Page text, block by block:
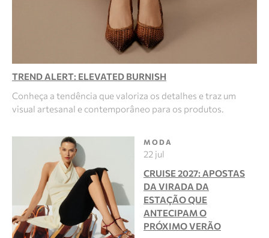
TREND ALERT: ELEVATED BURNISH
Conheça a tendência que valoriza os detalhes e traz um
visual artesanal e contemporâneo para os produtos.
MODA
22 jul
CRUISE 2027: APOSTAS
DA VIRADA DA
ESTAÇÃO QUE
ANTECIPAM O
PRÓXIMO VERÃO